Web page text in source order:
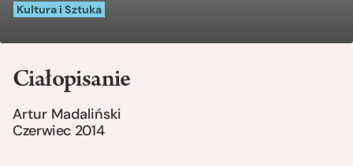
Kultura i Sztuka
Ciałopisanie
Artur Madaliński
Czerwiec 2014